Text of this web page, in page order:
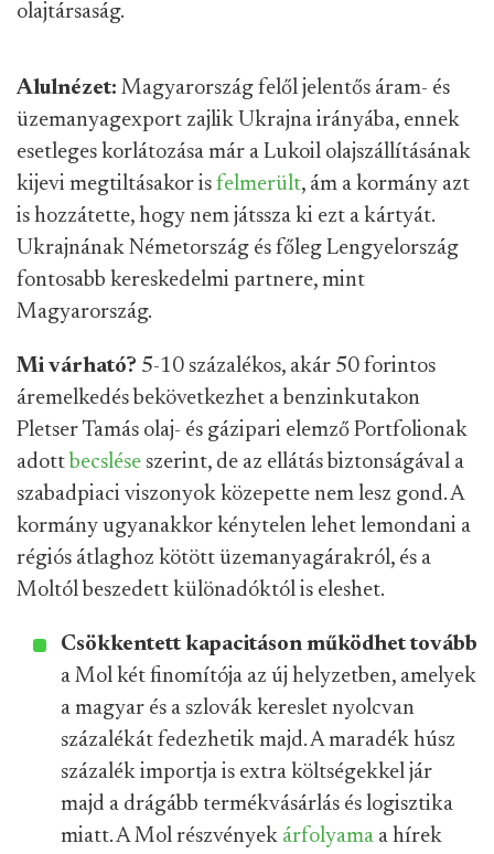
olajtársaság.
Alulnézet: Magyarország felől jelentős áram- és
üzemanyagexport zajlik Ukrajna irányába, ennek
esetleges korlátozása már a Lukoil olajszállításának
kijevi megtiltásakor is felmerült, ám a kormány azt
is hozzátette, hogy nem játssza ki ezt a kártyát.
Ukrajnának Németország és főleg Lengyelország
fontosabb kereskedelmi partnere, mint
Magyarország.
Mi várható? 5-10 százalékos, akár 50 forintos
áremelkedés bekövetkezhet a benzinkutakon
Pletser Tamás olaj- és gázipari elemző Portfolionak
adott becslése szerint, de az ellátás biztonságával a
szabadpiaci viszonyok közepette nem lesz gond. A
kormány ugyanakkor kénytelen lehet lemondani a
régiós átlaghoz kötött üzemanyagárakról, és a
Moltól beszedett különadóktól is eleshet.
Csökkentett kapacitáson működhet tovább
a Mol két finomítója az új helyzetben, amelyek
a magyar és a szlovák kereslet nyolcvan
százalékát fedezhetik majd. A maradék húsz
százalék importja is extra költségekkel jár
majd a drágább termékvásárlás és logisztika
miatt. A Mol részvények árfolyama a hírek